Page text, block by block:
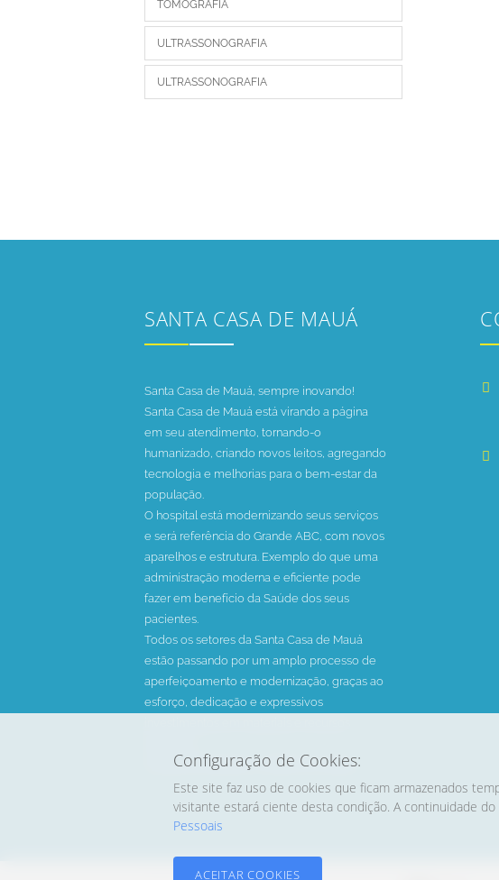
Configuração de Cookies:
Este site faz uso de cookies que ficam armazenados
visitante estará ciente desta condição. A continuidade
Pessoais
ACEITAR COOKIES
TOMOGRAFIA
ULTRASSONOGRAFIA
ULTRASSONOGRAFIA
SANTA CASA DE MAUÁ
Santa Casa de Mauá, sempre inovando!
Santa Casa de Mauá está virando a página
em seu atendimento, tornando-o
humanizado, criando novos leitos, agregando
tecnologia e melhorias para o bem-estar da
população.
O hospital está modernizando seus serviços
e será referência do Grande ABC, com novos
aparelhos e estrutura. Exemplo do que uma
administração moderna e eficiente pode
fazer em benefício da Saúde dos seus
pacientes.
Todos os setores da Santa Casa de Mauá
estão passando por um amplo processo de
aperfeiçoamento e modernização, graças ao
esforço, dedicação e expressivos
Há 54 anos fazendo o melhor em saúde.